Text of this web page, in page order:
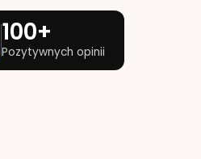
100+
Pozytywnych opinii